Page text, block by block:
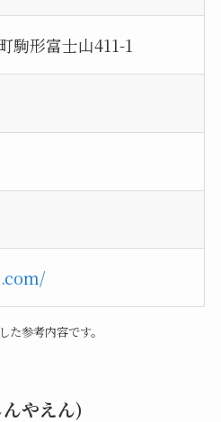
駒形富士山411-1
参考内容です。
やえん)